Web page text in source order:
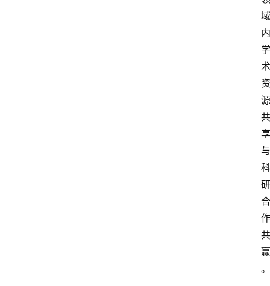
域
内
学
术
资
源
共
享
与
科
研
合
作
共
赢
。